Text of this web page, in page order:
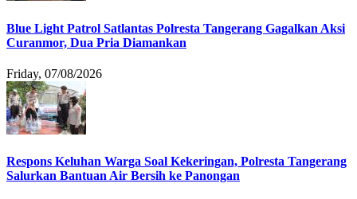
Blue Light Patrol Satlantas Polresta Tangerang Gagalkan Aksi
Curanmor, Dua Pria Diamankan
Friday, 07/08/2026
Respons Keluhan Warga Soal Kekeringan, Polresta Tangerang
Salurkan Bantuan Air Bersih ke Panongan